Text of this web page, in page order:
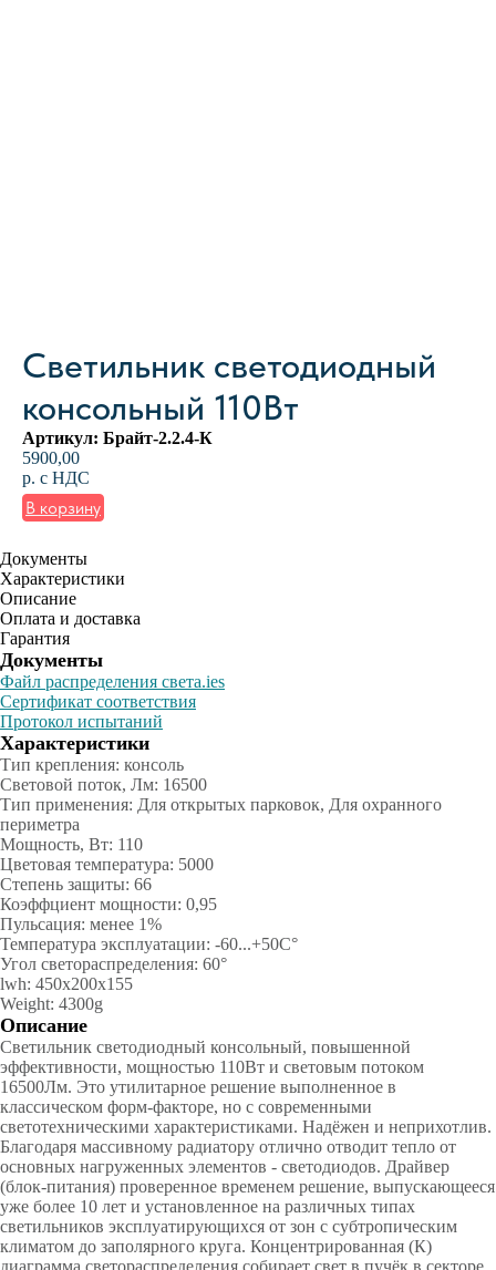
Светильник светодиодный
консольный 110Вт
Артикул: Брайт-2.2.4-К
5900,00
р. с НДС
В корзину
Документы
Характеристики
Описание
Оплата и доставка
Гарантия
Документы
Файл распределения света.ies
Сертификат соответствия
Протокол испытаний
Характеристики
Тип крепления: консоль
Световой поток, Лм: 16500
Тип применения: Для открытых парковок, Для охранного
периметра
Мощность, Вт: 110
Цветовая температура: 5000
Степень защиты: 66
Коэффциент мощности: 0,95
Пульсация: менее 1%
Температура эксплуатации: -60...+50С°
Угол светораспределения: 60°
lwh: 450x200x155
Weight: 4300g
Описание
Светильник светодиодный консольный, повышенной
эффективности, мощностью 110Вт и световым потоком
16500Лм. Это утилитарное решение выполненное в
классическом форм-факторе, но с современными
светотехническими характеристиками. Надёжен и неприхотлив.
Благодаря массивному радиатору отлично отводит тепло от
основных нагруженных элементов - светодиодов. Драйвер
(блок-питания) проверенное временем решение, выпускающееся
уже более 10 лет и установленное на различных типах
светильников эксплуатирующихся от зон с субтропическим
климатом до заполярного круга. Концентрированная (К)
диаграмма светораспределения собирает свет в пучёк в секторе